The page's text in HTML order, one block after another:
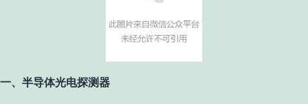
一、半导体光电探测器